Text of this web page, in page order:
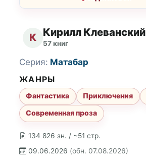
К Кирилл Клеванский
57 книг
134 826 зн. / ~51 стр.
09.06.2026 (обн. 07.08.2026)
Серия: Матабар
ЖАНРЫ
Фантастика Приключения
Современная проза